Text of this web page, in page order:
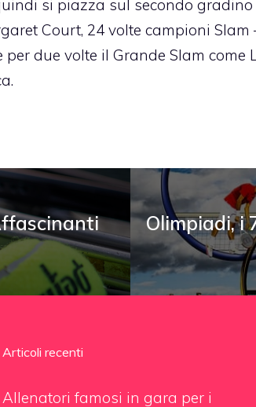
si piazza sul secondo gradino
Court, 24 volte campioni Slam
due volte il Grande Slam come
Olimpiadi, i
Articoli recenti
Allenatori famosi in gara per i